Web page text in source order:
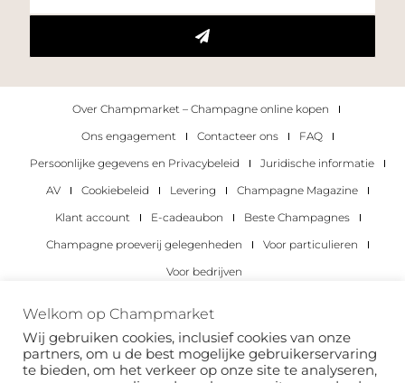
Over Champmarket – Champagne online kopen
Ons engagement
Contacteer ons
FAQ
Persoonlijke gegevens en Privacybeleid
Juridische informatie
AV
Cookiebeleid Levering
Champagne Magazine
Klant account
E-cadeaubon
Beste Champagnes
Champagne proeverij gelegenheden
Voor particulieren
Voor bedrijven
Copyright 2022 © alle rechten voorbehouden.
Welkom op Champmarket
Wij gebruiken cookies, inclusief cookies van onze
partners, om u de best mogelijke gebruikerservaring
te bieden, om het verkeer op onze site te analyseren,